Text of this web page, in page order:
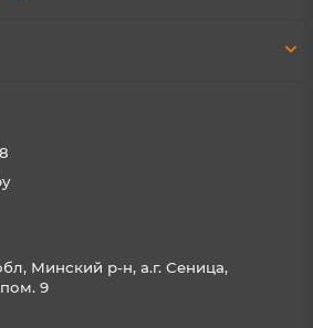
Минский р-н, а.г. Сеница,
9